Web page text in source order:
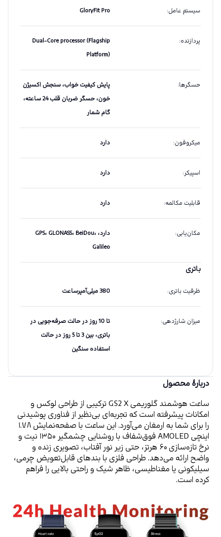
سیستم عامل:
GloryFit Pro
پردازنده:
Dual-Core processor (Flagship
Platform)
حسگرها:
پایش کیفیت خواب، سنجش اکسیژن
خون، حسگر ضربان قلب 24 ساعته،
گام شمار
میکروفون: دارد
اسپیکر: دارد
قابلیت مکالمه: دارد
مکان‌یابی:
دارد، GPS، GLONASS، BeiDou،
Galileo
باتری
ظرفیت باتری: 380 میلی‌آمپرساعت
میزان شارژدهی:
تا 10 روز در حالت صرفه‌جویی در
باتری، بین 3 تا 5 روز در حالت
استفاده سنگین
دربارهٔ محصول
کرده است.